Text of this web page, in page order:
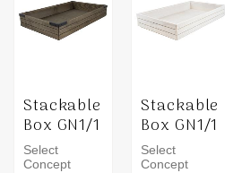
Stackable
Box GN1/1
Select
Concept
Stackable
Box GN1/1
Select
Concept